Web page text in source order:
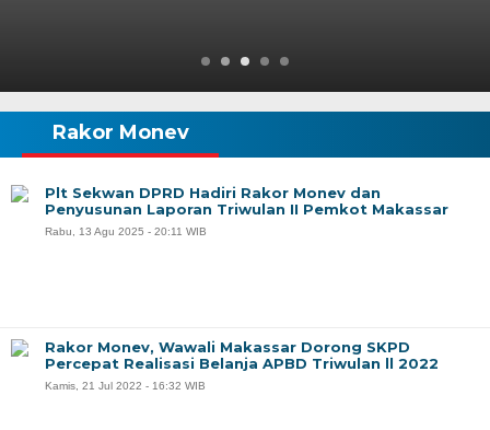
Rakor Monev
Plt Sekwan DPRD Hadiri Rakor Monev dan
Penyusunan Laporan Triwulan II Pemkot Makassar
Rabu, 13 Agu 2025 - 20:11 WIB
Rakor Monev, Wawali Makassar Dorong SKPD
Percepat Realisasi Belanja APBD Triwulan ll 2022
Kamis, 21 Jul 2022 - 16:32 WIB